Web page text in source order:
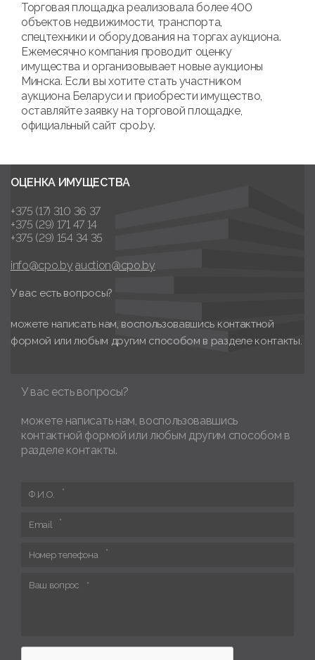
Торговая площадка реализовала более 400
объектов недвижимости, транспорта,
спецтехники и оборудования на торгах аукциона.
Ежемесячно компания проводит оценку
имущества и организовывает новые аукционы
Минска. Если вы хотите стать участником
аукциона Беларуси и приобрести имущество,
оставляйте заявку на торговой площадке,
официальный сайт cpo.by.
ОЦЕНКА ИМУЩЕСТВА
+375 (17) 310 36 37
+375 (29) 171 47 14
+375 (29) 154 34 35
info@cpo.by auction@cpo.by
У вас есть вопросы?
можете написать нам, воспользовавшись контактной
формой или любым другим способом в разделе контакты.
У вас есть вопросы?
можете написать нам, воспользовавшись
контактной формой или любым другим способом в
разделе контакты.
Ф.И.О.
Email
Номер телефона
Ваш вопрос